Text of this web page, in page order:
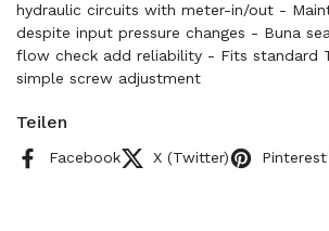
hydraulic circuits with meter-in/out -
despite input pressure changes - Buna
flow check add reliability - Fits standard
simple screw adjustment
Teilen
Facebook X (Twitter) Pinterest